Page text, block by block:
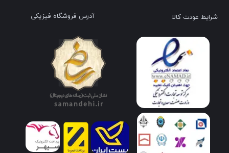
آدرس فروشگاه فیزیکی شرایط عودت کالا